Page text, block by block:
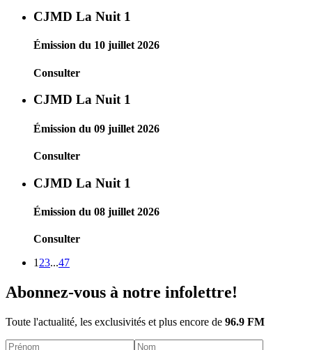
CJMD La Nuit 1
Émission du 10 juillet 2026
Consulter
CJMD La Nuit 1
Émission du 09 juillet 2026
Consulter
CJMD La Nuit 1
Émission du 08 juillet 2026
Consulter
1 23...47
Abonnez-vous à notre infolettre!
Toute l'actualité, les exclusivités et plus encore de 96.9 FM